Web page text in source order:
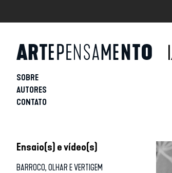
SOBRE
AUTORES
CONTATO
Ensaio(s) e vídeo(s)
BARROCO, OLHAR E VERTIGEM